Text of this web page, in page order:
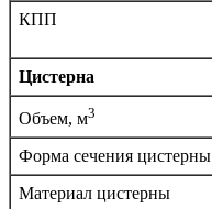
КПП
Цистерна
Объем, м3
Форма сечения цистерны
Материал цистерны